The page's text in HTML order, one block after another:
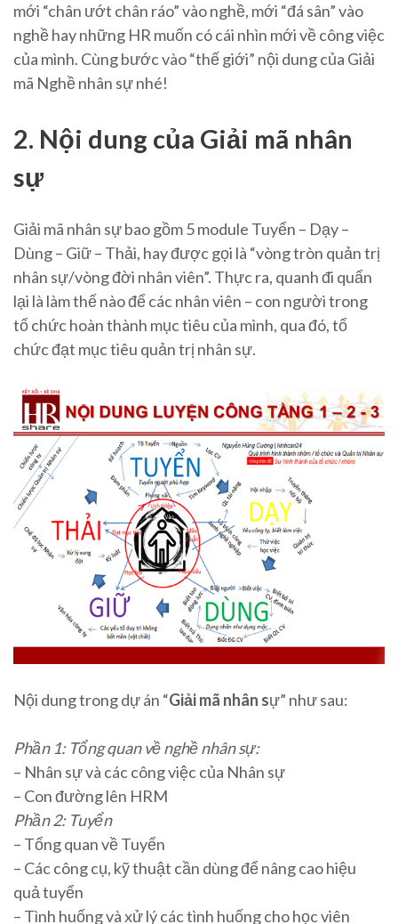
mới “chân ướt chân ráo” vào nghề, mới “đá sân” vào
nghề hay những HR muốn có cái nhìn mới về công việc
của mình. Cùng bước vào “thế giới” nội dung của Giải
mã Nghề nhân sự nhé!
2. Nội dung của Giải mã nhân
sự
Giải mã nhân sự bao gồm 5 module Tuyển – Dạy –
Dùng – Giữ – Thải, hay được gọi là “vòng tròn quản trị
nhân sự/vòng đời nhân viên”. Thực ra, quanh đi quẩn
lại là làm thế nào để các nhân viên – con người trong
tổ chức hoàn thành mục tiêu của mình, qua đó, tổ
chức đạt mục tiêu quản trị nhân sự.
Nội dung trong dự án “Giải mã nhân sự” như sau:
Phần 1: Tổng quan về nghề nhân sự:
– Nhân sự và các công việc của Nhân sự
– Con đường lên HRM
Phần 2: Tuyển
– Tổng quan về Tuyển
– Các công cụ, kỹ thuật cần dùng để nâng cao hiệu
quả tuyển
– Tình huống và xử lý các tình huống cho học viên